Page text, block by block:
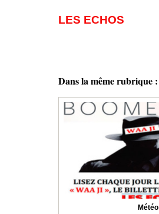
LES ECHOS
Dans la même rubrique :
Météo